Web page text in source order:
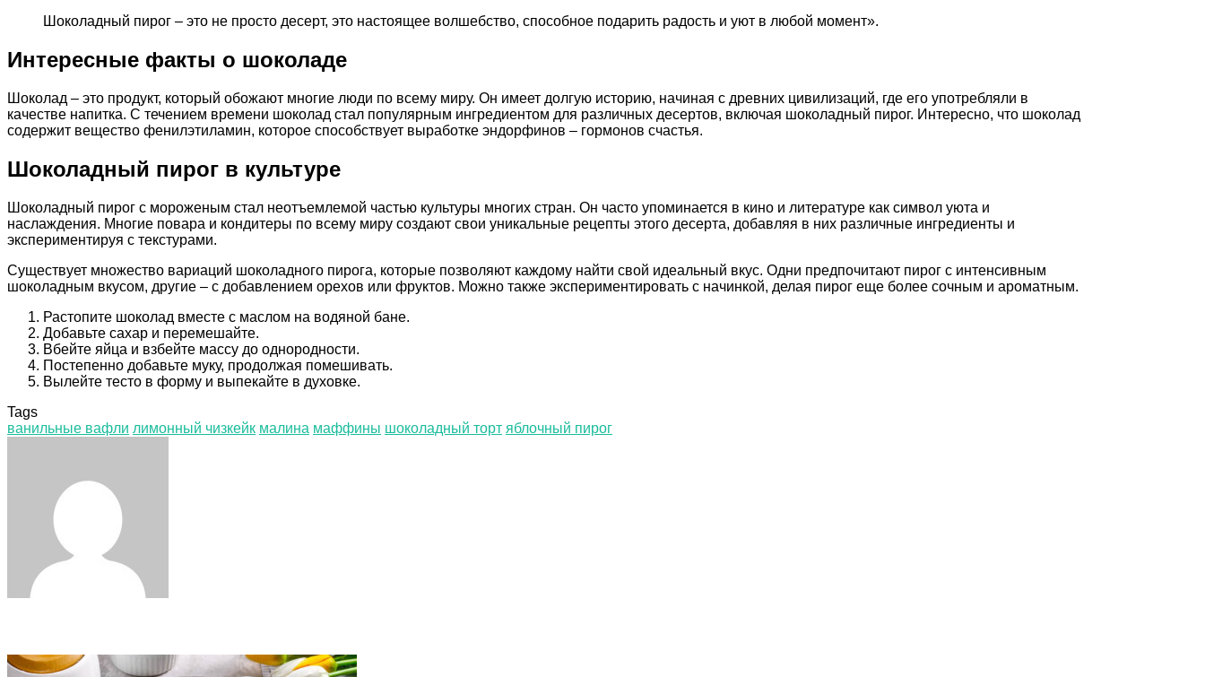
Шоколадный пирог – это не просто десерт, это настоящее волшебство, способное подарить радость и уют в любой момент».
Интересные факты о шоколаде
Шоколад – это продукт, который обожают многие люди по всему миру. Он имеет долгую историю, начиная с древних цивилизаций, где его употребляли в
качестве напитка. С течением времени шоколад стал популярным ингредиентом для различных десертов, включая шоколадный пирог. Интересно, что шоколад
содержит вещество фенилэтиламин, которое способствует выработке эндорфинов – гормонов счастья.
Шоколадный пирог в культуре
Шоколадный пирог с мороженым стал неотъемлемой частью культуры многих стран. Он часто упоминается в кино и литературе как символ уюта и
наслаждения. Многие повара и кондитеры по всему миру создают свои уникальные рецепты этого десерта, добавляя в них различные ингредиенты и
экспериментируя с текстурами.
Существует множество вариаций шоколадного пирога, которые позволяют каждому найти свой идеальный вкус. Одни предпочитают пирог с интенсивным
шоколадным вкусом, другие – с добавлением орехов или фруктов. Можно также экспериментировать с начинкой, делая пирог еще более сочным и ароматным.
Растопите шоколад вместе с маслом на водяной бане.
Добавьте сахар и перемешайте.
Вбейте яйца и взбейте массу до однородности.
Постепенно добавьте муку, продолжая помешивать.
Вылейте тесто в форму и выпекайте в духовке.
Tags
ванильные вафли лимонный чизкейк малина маффины шоколадный торт яблочный пирог